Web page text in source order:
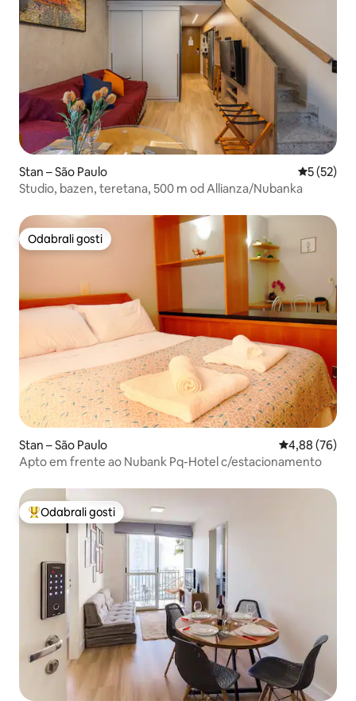
Stan – São Paulo Prosječna
5 (52)
Studio, bazen, teretana, 500 m od Allianza/Nubanka
Odabrali gosti
Odabrali gosti
Stan – São Paulo Prosječna
4,88 (76)
Apto em frente ao Nubank Pq-Hotel c/estacionamento
Među najviše rangiranima s oznakom „Odabrali gosti”
Odabrali gosti